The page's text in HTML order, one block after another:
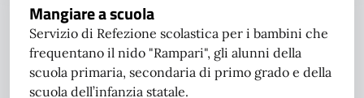
Mangiare a scuola
Servizio di Refezione scolastica per i bambini che
frequentano il nido "Rampari", gli alunni della
scuola primaria, secondaria di primo grado e della
scuola dell’infanzia statale.